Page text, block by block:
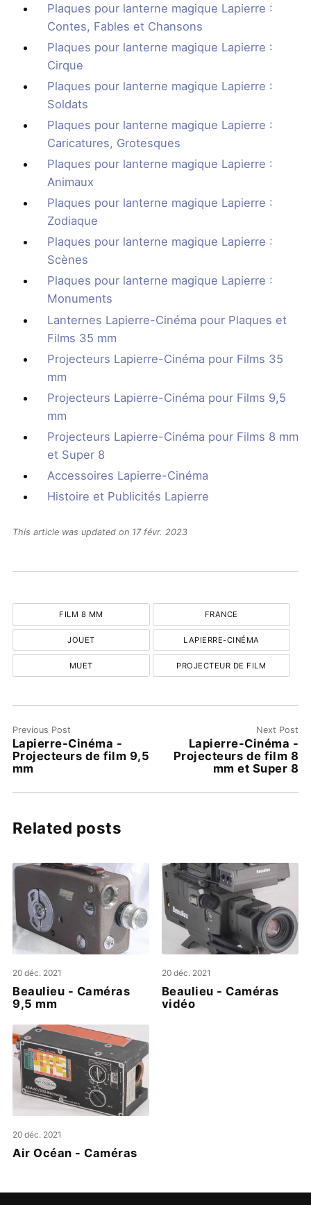
Plaques pour lanterne magique Lapierre :
Contes, Fables et Chansons
Plaques pour lanterne magique Lapierre :
Cirque
Plaques pour lanterne magique Lapierre :
Soldats
Plaques pour lanterne magique Lapierre :
Caricatures, Grotesques
Plaques pour lanterne magique Lapierre :
Animaux
Plaques pour lanterne magique Lapierre :
Zodiaque
Plaques pour lanterne magique Lapierre :
Scènes
Plaques pour lanterne magique Lapierre :
Monuments
Lanternes Lapierre-Cinéma pour Plaques et
Films 35 mm
Projecteurs Lapierre-Cinéma pour Films 35
mm
Projecteurs Lapierre-Cinéma pour Films 9,5
mm
Projecteurs Lapierre-Cinéma pour Films 8 mm
et Super 8
Accessoires Lapierre-Cinéma
Histoire et Publicités Lapierre
This article was updated on 17 févr. 2023
FILM 8 MM FRANCE
JOUET LAPIERRE-CINÉMA
MUET PROJECTEUR DE FILM
Previous Post
Lapierre-Cinéma -
Projecteurs de film 9,5
mm
Next Post
Lapierre-Cinéma -
Projecteurs de film 8
mm et Super 8
Related posts
20 déc. 2021
Beaulieu - Caméras
9,5 mm
20 déc. 2021
Beaulieu - Caméras
vidéo
20 déc. 2021
Air Océan - Caméras